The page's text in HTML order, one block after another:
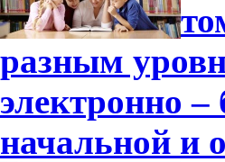
разным
электронно
начальной и